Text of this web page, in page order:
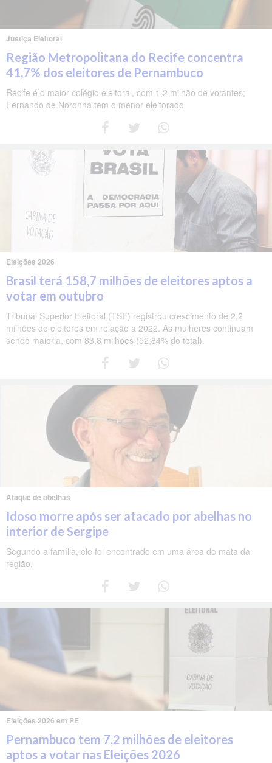
Justiça Eleitoral
Região Metropolitana do Recife concentra
41,7% dos eleitores de Pernambuco
Recife é o maior colégio eleitoral, com 1,2 milhão de votantes;
Fernando de Noronha tem o menor eleitorado
Eleições 2026
Brasil terá 158,7 milhões de eleitores aptos a
votar em outubro
Tribunal Superior Eleitoral (TSE) registrou crescimento de 2,2
milhões de eleitores em relação a 2022. As mulheres continuam
sendo maioria, com 83,8 milhões (52,84% do total).
Ataque de abelhas
Idoso morre após ser atacado por abelhas no
interior de Sergipe
Segundo a família, ele foi encontrado em uma área de mata da
região.
Eleições 2026 em PE
Pernambuco tem 7,2 milhões de eleitores
aptos a votar nas Eleições 2026